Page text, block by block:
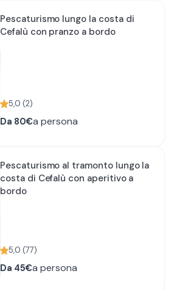
Pescaturismo lungo la costa di
Cefalù con pranzo a bordo
5,0 (2)
Da 80€a persona
Pescaturismo al tramonto lungo la
costa di Cefalù con aperitivo a
bordo
5,0 (77)
Da 45€a persona